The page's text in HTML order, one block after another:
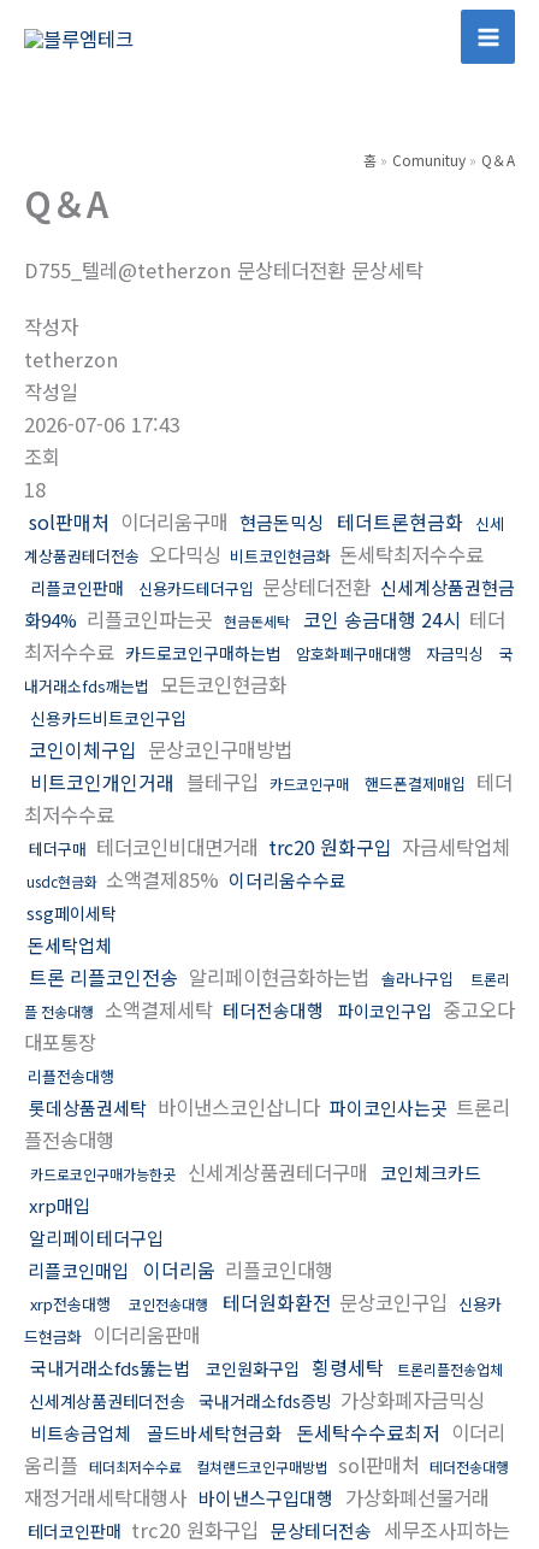
Main
홈 Comunituy Q＆A
Q＆A
D755_텔레@tetherzon 문상테더전환 문상세탁
작성자
tetherzon
작성일
2026-07-06 17:43
조회
18
sol판매처 이더리움구매 현금돈믹싱 테더트론현금화 신세
계상품권테더전송 오다믹싱 비트코인현금화 돈세탁최저수수료
리플코인판매 신용카드테더구입 문상테더전환 신세계상품권현금
화94% 리플코인파는곳 현금돈세탁 코인 송금대행 24시 테더
최저수수료 카드로코인구매하는법 암호화폐구매대행 자금믹싱
국
내거래소fds깨는법
모든코인현금화
신용카드비트코인구입
코인이체구입 문상코인구매방법
비트코인개인거래 블테구입 카드코인구매 핸드폰결제매입
테더
최저수수료
테더구매 테더코인비대면거래 trc20 원화구입 자금세탁업체
usdc현금화 소액결제85% 이더리움수수료
ssg페이세탁
돈세탁업체
트론 리플코인전송 알리페이현금화하는법 솔라나구입
트론리
플 전송대행
소액결제세탁 테더전송대행 파이코인구입 중고오다
대포통장
리플전송대행
롯데상품권세탁 바이낸스코인삽니다 파이코인사는곳 트론리
플전송대행
카드로코인구매가능한곳 신세계상품권테더구매
코인체크카드
xrp매입
알리페이테더구입
리플코인매입
이더리움 리플코인대행
xrp전송대행 코인전송대행 테더원화환전 문상코인구입
신용카
드현금화 이더리움판매
국내거래소fds뚫는법 코인원화구입 횡령세탁 트론리플전송업체
신세계상품권테더전송 국내거래소fds증빙 가상화폐자금믹싱
비트송금업체 골드바세탁현금화 돈세탁수수료최저 이더리
움리플 테더최저수수료 컬쳐랜드코인구매방법 sol판매처 테더전송대행
재정거래세탁대행사 바이낸스구입대행 가상화폐선물거래
테더코인판매 trc20 원화구입 문상테더전송 세무조사피하는